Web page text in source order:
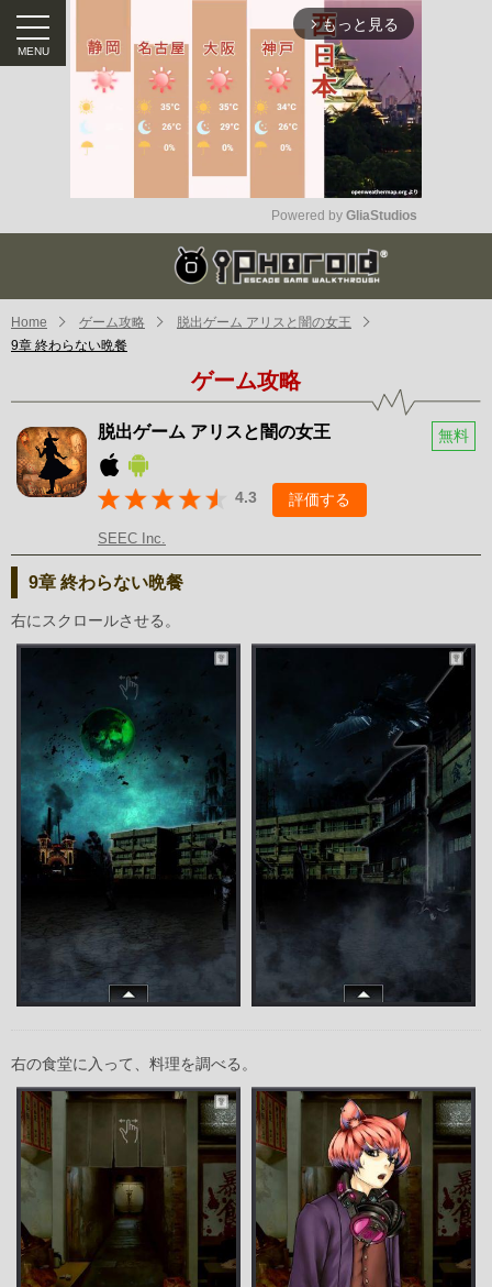
arrow_forward_ios もっと見る
Mute
Powered by GliaStudios
Home ゲーム攻略
脱出ゲーム アリスと闇の女王
9章 終わらない晩餐
ゲーム攻略
脱出ゲーム アリスと闇の女王 無料
4.3 評価する
SEEC Inc.
9章 終わらない晩餐
右にスクロールさせる。
右の食堂に入って、料理を調べる。